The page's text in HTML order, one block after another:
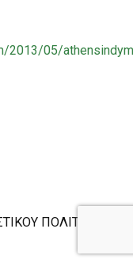
05/
ΠΟΛΙΤΙΣΤΙΚΟΥ